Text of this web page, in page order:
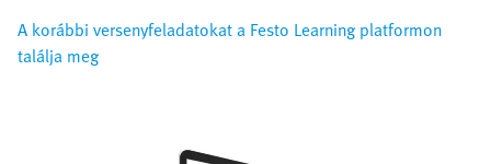
A korábbi versenyfeladatokat a Festo Learning platformon
találja meg